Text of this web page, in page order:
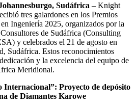
Sudáfrica – Knight
tres galardones en los Premios
Ingeniería 2025, organizados por la
de Sudáfrica (Consulting
y celebrados el 21 de agosto en
Sudáfrica. Estos reconocimientos
y la excelencia del equipo de
Meridional.
Proyecto de depósito
de Diamantes Karowe